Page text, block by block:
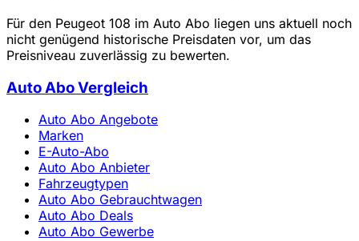
Für den Peugeot 108 im Auto Abo liegen uns aktuell noch
nicht genügend historische Preisdaten vor, um das
Preisniveau zuverlässig zu bewerten.
Auto Abo Vergleich
Auto Abo Angebote
Marken
E-Auto-Abo
Auto Abo Anbieter
Fahrzeugtypen
Auto Abo Gebrauchtwagen
Auto Abo Deals
Auto Abo Gewerbe